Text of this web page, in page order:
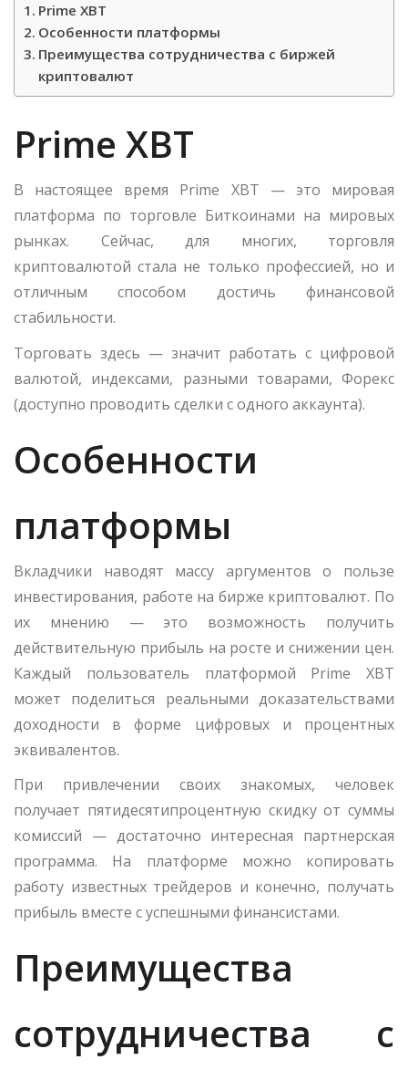
Prime XBT
Особенности платформы
Преимущества сотрудничества с биржей
криптовалют
Prime XBT
В настоящее время Prime XBT — это мировая
платформа по торговле Биткоинами на мировых
рынках. Сейчас, для многих, торговля
криптовалютой стала не только профессией, но и
отличным способом достичь финансовой
стабильности.
Торговать здесь — значит работать с цифровой
валютой, индексами, разными товарами, Форекс
(доступно проводить сделки с одного аккаунта).
Особенности
платформы
Вкладчики наводят массу аргументов о пользе
инвестирования, работе на бирже криптовалют. По
их мнению — это возможность получить
действительную прибыль на росте и снижении цен.
Каждый пользователь платформой Prime XBT
может поделиться реальными доказательствами
доходности в форме цифровых и процентных
эквивалентов.
При привлечении своих знакомых, человек
получает пятидесятипроцентную скидку от суммы
комиссий — достаточно интересная партнерская
программа. На платформе можно копировать
работу известных трейдеров и конечно, получать
прибыль вместе с успешными финансистами.
Преимущества
сотрудничества с